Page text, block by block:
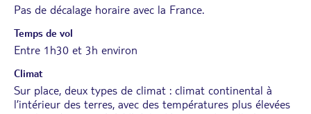
Pas de décalage horaire avec la France.
Temps de vol
Entre 1h30 et 3h environ
Climat
Sur place, deux types de climat : climat continental à
l’intérieur des terres, avec des températures plus élevées